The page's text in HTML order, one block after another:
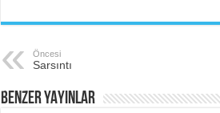
k
Öncesi
Sarsıntı
BENZER YAYINLAR